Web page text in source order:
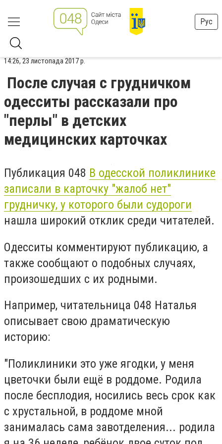
Рус
14:26, 23 листопада 2017 р.
После случая с грудничком
одесситы рассказали про
"перлы" в детских
медицинских карточках
Публикация 048 В одесской поликлинике
записали в карточку "жалоб нет"
грудничку, у которого были судороги
нашла широкий отклик среди читателей.
Одесситы комментируют публикацию, а
также сообщают о подобных случаях,
произошедших с их родными.
Например, читательница 048 Наталья
описывает свою драматическую
историю:
"Поликлиники это уже ягодки, у меня
цветочки были ещё в роддоме. Родила
после бесплодия, носились весь срок как
с хрустальной, в роддоме мной
занималась сама завотделения... родила